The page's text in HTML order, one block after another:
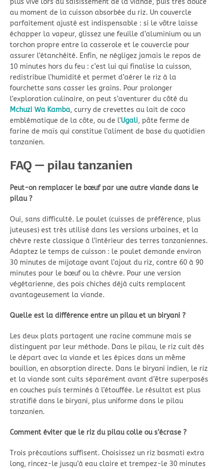
plus vive lors du saisissement de la viande, puis très douce
au moment de la cuisson absorbée du riz. Un couvercle
parfaitement ajusté est indispensable : si le vôtre laisse
échapper la vapeur, glissez une feuille d’aluminium ou un
torchon propre entre la casserole et le couvercle pour
assurer l’étanchéité. Enfin, ne négligez jamais le repos de
10 minutes hors du feu : c’est lui qui finalise la cuisson,
redistribue l’humidité et permet d’aérer le riz à la
fourchette sans casser les grains. Pour prolonger
l’exploration culinaire, on peut s’aventurer du côté du
Mchuzi Wa Kamba, curry de crevettes au lait de coco
emblématique de la côte, ou de l’Ugali, pâte ferme de
farine de maïs qui constitue l’aliment de base du quotidien
tanzanien.
FAQ — pilau tanzanien
Peut-on remplacer le bœuf par une autre viande dans le
pilau ?
Oui, sans difficulté. Le poulet (cuisses de préférence, plus
juteuses) est très utilisé dans les versions urbaines, et la
chèvre reste classique à l’intérieur des terres tanzaniennes.
Adaptez le temps de cuisson : le poulet demande environ
30 minutes de mijotage avant l’ajout du riz, contre 60 à 90
minutes pour le bœuf ou la chèvre. Pour une version
végétarienne, des pois chiches déjà cuits remplacent
avantageusement la viande.
Quelle est la différence entre un pilau et un biryani ?
Les deux plats partagent une racine commune mais se
distinguent par leur méthode. Dans le pilau, le riz cuit dès
le départ avec la viande et les épices dans un même
bouillon, en absorption directe. Dans le biryani indien, le riz
et la viande sont cuits séparément avant d’être superposés
en couches puis terminés à l’étouffée. Le résultat est plus
stratifié dans le biryani, plus uniforme dans le pilau
tanzanien.
Comment éviter que le riz du pilau colle ou s’écrase ?
Trois précautions suffisent. Choisissez un riz basmati extra
long, rincez-le jusqu’à eau claire et trempez-le 30 minutes